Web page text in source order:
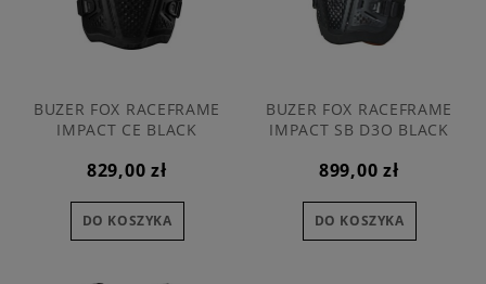
BUZER FOX RACEFRAME
IMPACT CE BLACK
829,00 zł
DO KOSZYKA
BUZER FOX RACEFRAME
IMPACT SB D3O BLACK
899,00 zł
DO KOSZYKA